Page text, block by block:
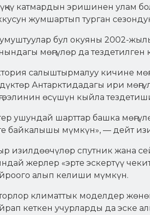
катмардын эришинен улам
жумшартып турган
бул окуяны 2002-
мөңгүлөр да
салыштырмалуу кичине
Антарктидадагы ири
өсүшүн кыйла
ушундай шарттар башка
байкалышы мүмкүн», — дейт
изилдөөчүлөр спутник жана
жерлер «эрте эскертүү
алып келиши мүмкүн.
климаттык моделдер
кеткен учурларды да эске